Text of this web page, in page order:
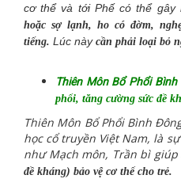
cơ thể và tới Phế có thể
hoặc sợ lạnh, ho có đờm,
tiếng. Lúc này cần phải loại bỏ
Thiên Môn Bổ Phổi
phổi, tăng cường sức đề
Thiên Môn Bổ Phổi Bình
học cổ truyền Việt Nam, là
như Mạch môn, Trần bì giúp
đề kháng) bảo vệ cơ thể cho trẻ.